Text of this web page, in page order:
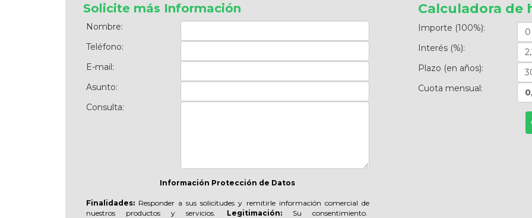
Solicite más Información
Nombre:
Teléfono:
E-mail:
Asunto:
Consulta:
Información Protección de Datos
Finalidades:Responder a sus solicitudes y remitirle información comercial de
nuestros productos y servicios. Legitimación:Su consentimiento.
Calculadora de
Importe (100%):
Interés (%):
Plazo (en años):
Cuota mensual: